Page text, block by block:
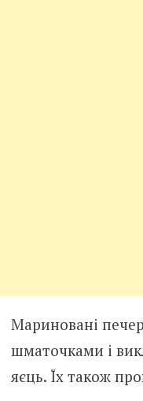
Мариновані
шматочками і
яєць. Їх також